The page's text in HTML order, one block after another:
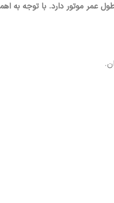
موتور دارد. با توجه به